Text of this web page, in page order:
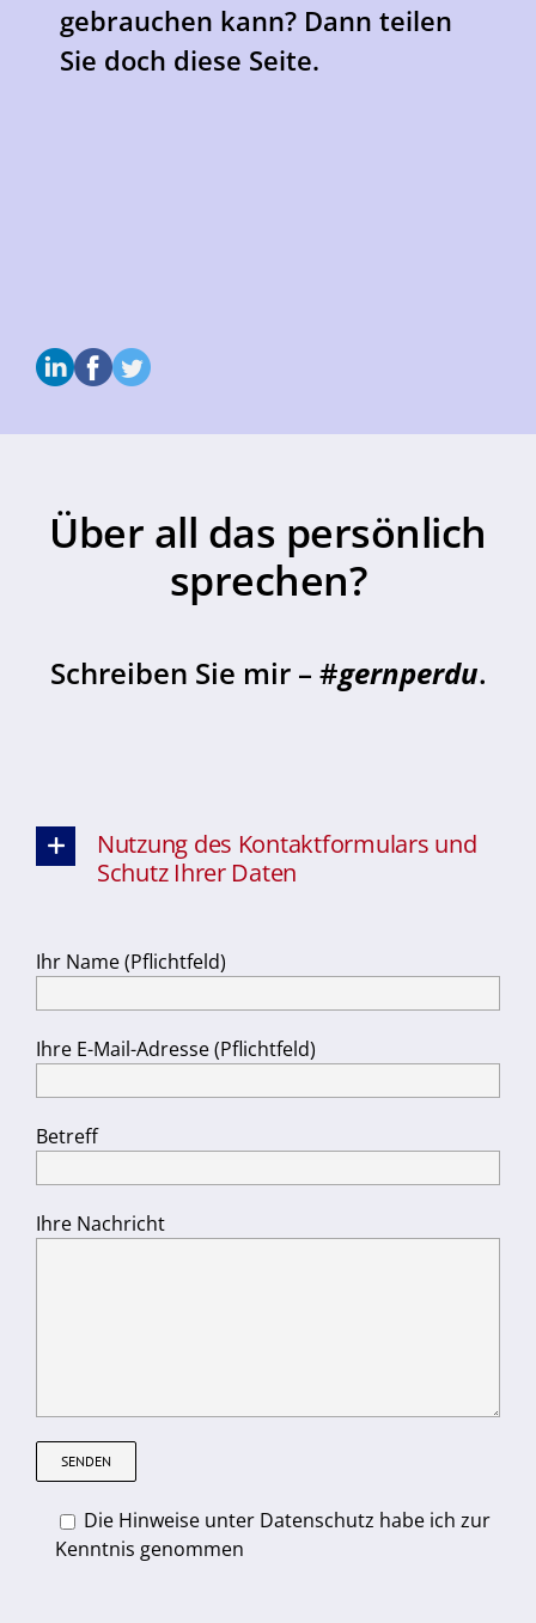
gebrauchen kann? Dann teilen
Sie doch diese Seite.
Über all das persönlich
sprechen?
Schreiben Sie mir – #gernperdu.
Nutzung des Kontaktformulars und
Schutz Ihrer Daten
Ihr Name (Pflichtfeld)
Ihre E-Mail-Adresse (Pflichtfeld)
Betreff
Ihre Nachricht
Die Hinweise unter Datenschutz habe ich zur
Kenntnis genommen